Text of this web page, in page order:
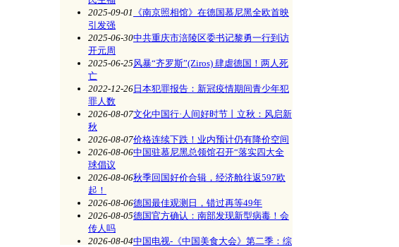
《南京照相馆》在德国慕尼黑全欧首映引
2025-09-01 《南京照相馆》在德国慕尼黑全欧首映
引发强
2025-06-30中共重庆市涪陵区委书记黎勇一行到访
开元周
2025-06-25 风暴“齐罗斯”(Ziros) 肆虐德国！两人死
亡
2022-12-26日本犯罪报告：新冠疫情期间青少年犯
罪人数
2026-08-07文化中国行·人间好时节丨立秋：风启新
秋
2026-08-07价格连续下跌！业内预计仍有降价空间
2026-08-06中国驻慕尼黑总领馆召开“落实四大全
球倡议
2026-08-06秋季回国好价合辑，经济舱往返597欧
起！
2026-08-06德国最佳观测日，错过再等49年
2026-08-05德国官方确认：南部发现新型病毒！会
传人吗
2026-08-04中国电视-《中国美食大会》第二季：综